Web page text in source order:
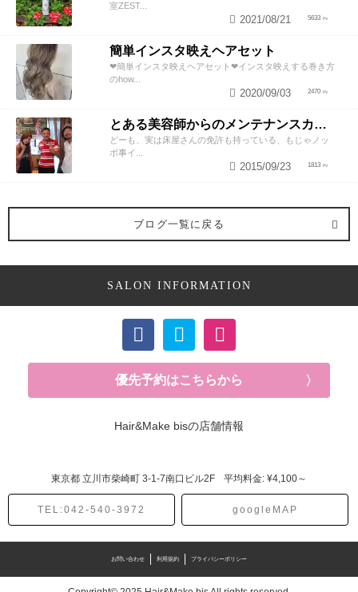
室ZEST...
5633
2021/08/21
簡単インスタ映えヘアセット
❤︎簡単インスタ映えヘアセット❤︎インスタ映えする巻き方
のhow...
2470
2020/09/03
とある美容師からのメンテナンスカットのススメ
どーも、実は床屋さんの免許も持っている、もじゃノッ
ポ事イ...
1813
2015/09/23
ブログ一覧に戻る
SALON INFORMATION
優先予約はこちらから
Hair&Make bisの店舗情報
東京都 立川市柴崎町 3-1-7南口ビル2F 平均料金: ¥4,100～
TEL:042-540-3972 googleMAP
お問い合わせ 利用規約 プライバシーポリシー